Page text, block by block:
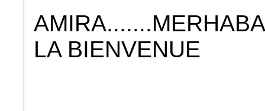
LA BIENVENUE